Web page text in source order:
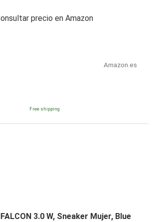
precio en Amazon
Amazon.es
Free shipping
3.0 W, Sneaker Mujer, Blue